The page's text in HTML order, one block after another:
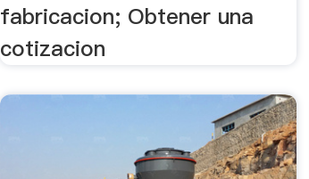
fabricacion; Obtener una
cotizacion